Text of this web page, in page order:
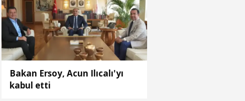
Bakan Ersoy, Acun Ilıcalı'yı
kabul etti